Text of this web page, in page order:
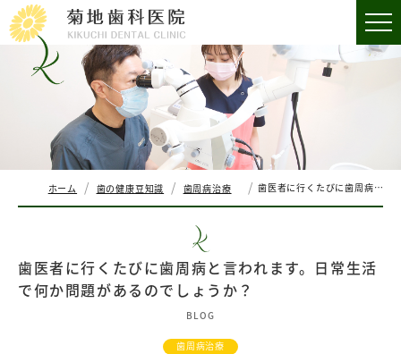
ホーム 歯の健康豆知識 歯周病治療 歯医者に行くたびに歯周病と言われます。日常生活で何か問題があるのでしょうか？
歯医者に行くたびに歯周病と言われます。日常生活
で何か問題があるのでしょうか？
BLOG
歯周病治療